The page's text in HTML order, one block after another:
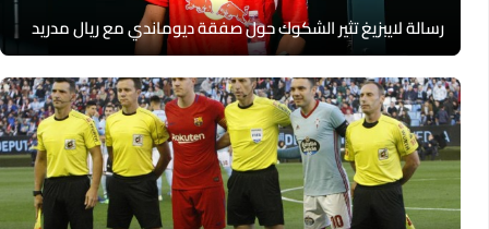
رسالة لايبزيغ تثير الشكوك حول صفقة ديوماندي مع ريال مدريد